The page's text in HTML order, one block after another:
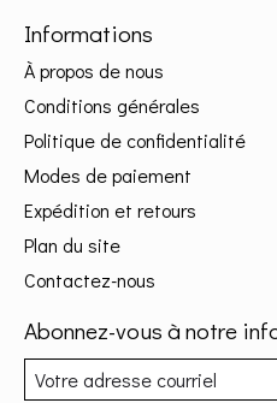
Informations
À propos de nous
Conditions générales
Politique de confidentialité
Modes de paiement
Expédition et retours
Plan du site
Contactez-nous
Abonnez-vous à notre